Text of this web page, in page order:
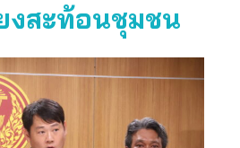
งสะท้อนชุมชน